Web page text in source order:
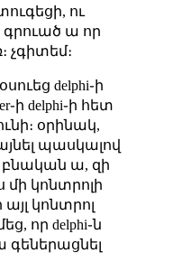
ու
գրուած ա որ
չգիտեմ։
delphi֊ի
delphi֊ի հետ
օրինակ,
պասկալով
բնական ա, զի
մի կոնտրոլի
կոնտրոլ
որ delphi֊ն
գեներացնել